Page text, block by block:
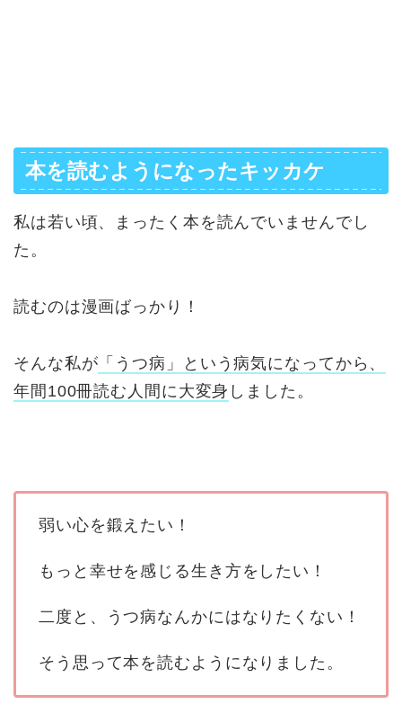
本を読むようになったキッカケ
私は若い頃、まったく本を読んでいませんでし
た。
読むのは漫画ばっかり！
そんな私が 「うつ病」という病気になってから、
年間100冊読む人間に大変身 しました。
弱い心を鍛えたい！
もっと幸せを感じる生き方をしたい！
二度と、うつ病なんかにはなりたくない！
そう思って本を読むようになりました。